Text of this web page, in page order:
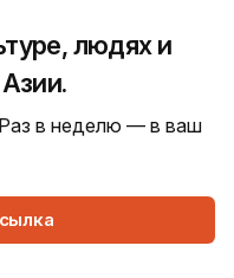
людях и
в неделю — в ваш